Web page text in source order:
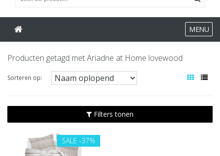
MENU
Producten getagd met Ariadne at Home lovewood
Sorteren op:
Filters tonen
SALE -37%